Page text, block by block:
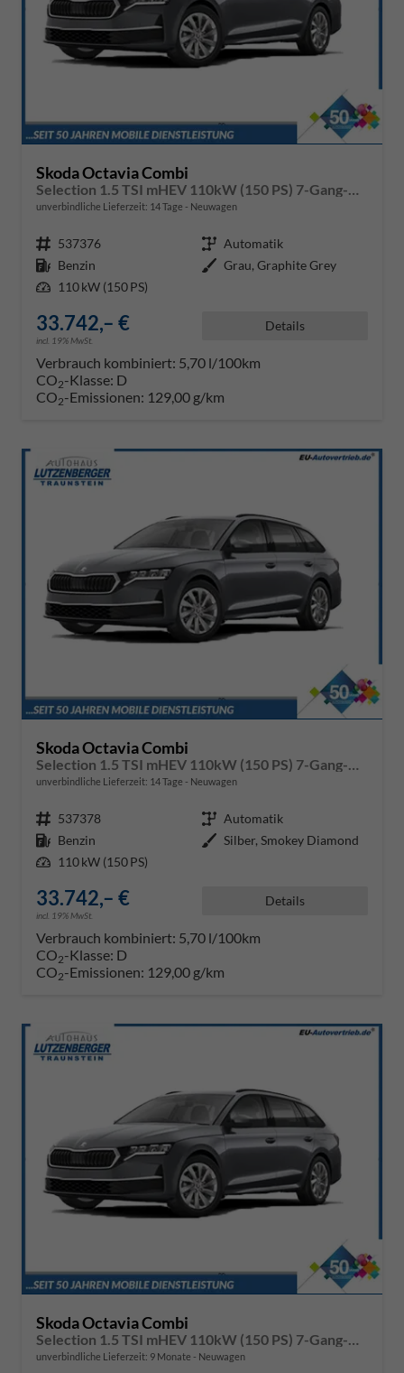
Skoda Octavia Combi
unverbindliche Lieferzeit: 14 Tage Neuwagen
Fahrzeugnr. 537376 Getriebe Automatik
Kraftstoff Benzin Außenfarbe Grau, Graphite Grey
Leistung 110 kW (150 PS)
33.742,– €
incl. 19% MwSt.
Details
Verbrauch kombiniert: 5,70 l/100km
CO2-Klasse: D
CO2-Emissionen: 129,00 g/km
Skoda Octavia Combi
unverbindliche Lieferzeit: 14 Tage Neuwagen
Fahrzeugnr. 537378 Getriebe Automatik
Kraftstoff Benzin Außenfarbe Silber, Smokey Diamond
Leistung 110 kW (150 PS)
33.742,– €
incl. 19% MwSt.
Details
Verbrauch kombiniert: 5,70 l/100km
CO2-Klasse: D
CO2-Emissionen: 129,00 g/km
Skoda Octavia Combi
unverbindliche Lieferzeit: 9 Monate Neuwagen